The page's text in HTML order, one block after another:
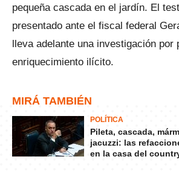
pequeña cascada en el jardín. El
presentado ante el fiscal federal
lleva adelante una investigación por
enriquecimiento ilícito.
MIRÁ TAMBIÉN
POLÍTICA
Pileta, cascada,
jacuzzi: las
en la casa del